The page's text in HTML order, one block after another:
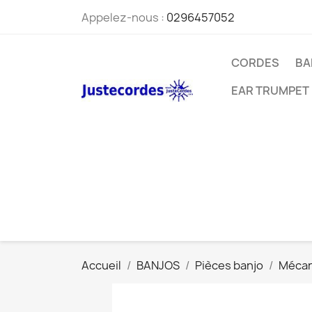
Appelez-nous : 0296457052
CORDES
EAR
Accueil BANJOS Pièces banjo